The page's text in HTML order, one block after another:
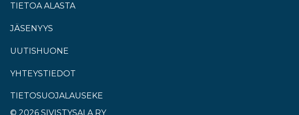
TIETOA ALASTA
JÄSENYYS
UUTISHUONE
YHTEYSTIEDOT
TIETOSUOJALAUSEKE
© 2026 SIVISTYSALA RY